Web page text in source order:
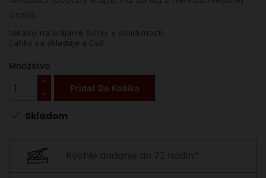
Ideálny na krájanie šunky v domácnosti.
Ľahko sa skladuje a čistí.
Množstvo
Pridať Do Košíka
 Skladom